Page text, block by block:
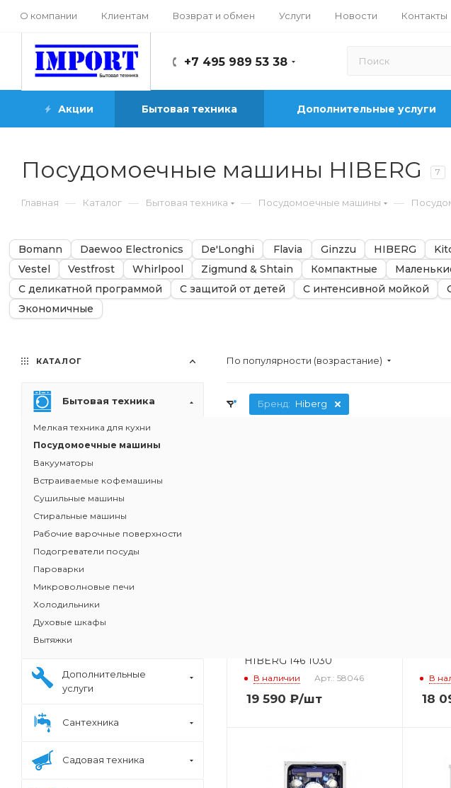
О компании Клиентам Возврат и обмен Услуги Новости Контакты
+7 495 989 53 38
Акции Бытовая техника Дополнительные услуги
Посудомоечные машины HIBERG 7
Главная — Каталог — Бытовая техника — Посудомоечные машины —
Bomann Daewoo Electronics De'Longhi Flavia Ginzzu HIBERG
Vestel
Vestfrost Whirlpool Zigmund & Shtain Компактные
С деликатной программой
С защитой от детей С интенсивной мойкой
Экономичные
По популярности (возрастание)
Бренд: Hiberg
HIBERG I46 1030
В наличии Арт.: 58046
19 590 ₽/шт
В
18
КАТАЛОГ
Бытовая техника
Мелкая техника для кухни
Посудомоечные машины
Вакууматоры
Встраиваемые кофемашины
Сушильные машины
Стиральные машины
Рабочие варочные поверхности
Подогреватели посуды
Пароварки
Микроволновые печи
Холодильники
Духовые шкафы
Вытяжки
Дополнительные
услуги
Сантехника
Садовая техника